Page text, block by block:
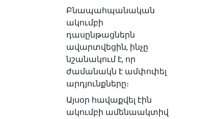
Բնապահպանական
ակումբի
դասընթացներն
ավարտվեցին, ինչը
նշանակում է, որ
ժամանակն է ամփոփել
արդյունքները։
Այսօր հավաքվել էին
ակումբի ամենաակտիվ